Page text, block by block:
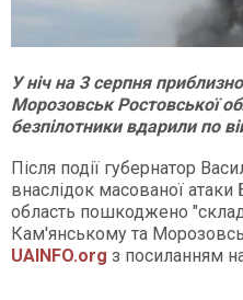
У ніч на 3 серпня
Морозовськ Ростовської
безпілотники вдарили по
Після події губернатор
внаслідок масованої
область пошкоджено
Кам'янському та
UAINFO.org з посиланням